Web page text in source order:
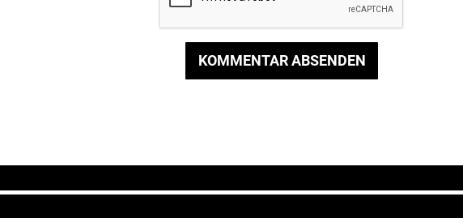
KOMMENTAR ABSENDEN